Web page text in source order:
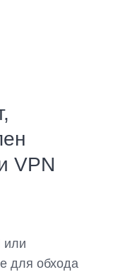
VPN
или
для обхода